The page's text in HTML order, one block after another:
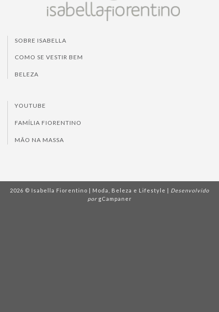
SOBRE ISABELLA
COMO SE VESTIR BEM
BELEZA
YOUTUBE
FAMÍLIA FIORENTINO
MÃO NA MASSA
2026 © Isabella Fiorentino | Moda, Beleza e Lifestyle | Desenvolvido
por gCampaner